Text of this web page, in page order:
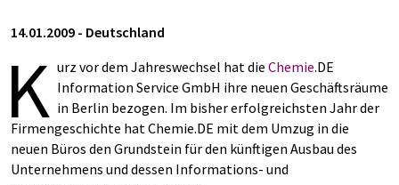
14.01.2009 - Deutschland
K urz vor dem Jahreswechsel hat die Chemie.DE
Information Service GmbH ihre neuen Geschäftsräume
in Berlin bezogen. Im bisher erfolgreichsten Jahr der
Firmengeschichte hat Chemie.DE mit dem Umzug in die
neuen Büros den Grundstein für den künftigen Ausbau des
Unternehmens und dessen Informations- und